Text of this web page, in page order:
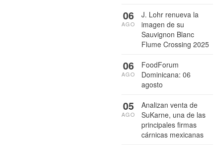
J. Lohr renueva la
imagen de su
Sauvignon Blanc
Flume Crossing 2025
06
AGO
FoodForum
Dominicana: 06
agosto
06
AGO
Analizan venta de
SuKarne, una de las
principales firmas
cárnicas mexicanas
05
AGO